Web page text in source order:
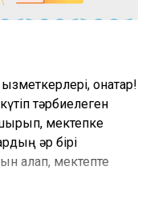
қонақтар!
тәрбиелеген
мектепке
әр бірі
қалап, мектепте